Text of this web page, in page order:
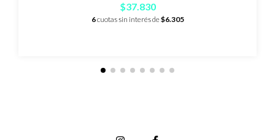
$37.830
6cuotas sin interés de$6.305